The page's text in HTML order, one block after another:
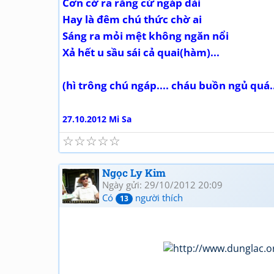
Cơn cớ ra răng cứ ngáp dài
Hay là đêm chú thức chờ ai
Sáng ra mỏi mệt không ngăn nổi
Xả hết u sầu sái cả quai(hàm)...
(hì trông chú ngáp.... cháu buồn ngủ
27.10.2012 Mi Sa
☆
☆
☆
☆
☆
Ngọc Ly Kim
Ngày gửi: 29/10/2012 20:09
Có
13 người thích